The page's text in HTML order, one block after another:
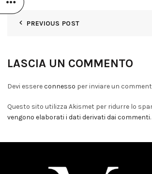
PREVIOUS POST
LASCIA UN COMMENTO
Devi essereconnesso per inviare un
Questo sito utilizza Akismet per ridurre lo
vengono elaborati i dati derivati dai commenti.